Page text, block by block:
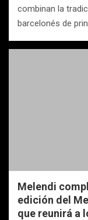
combinan la
barcelonés de
Melendi
edición del
que reunirá a